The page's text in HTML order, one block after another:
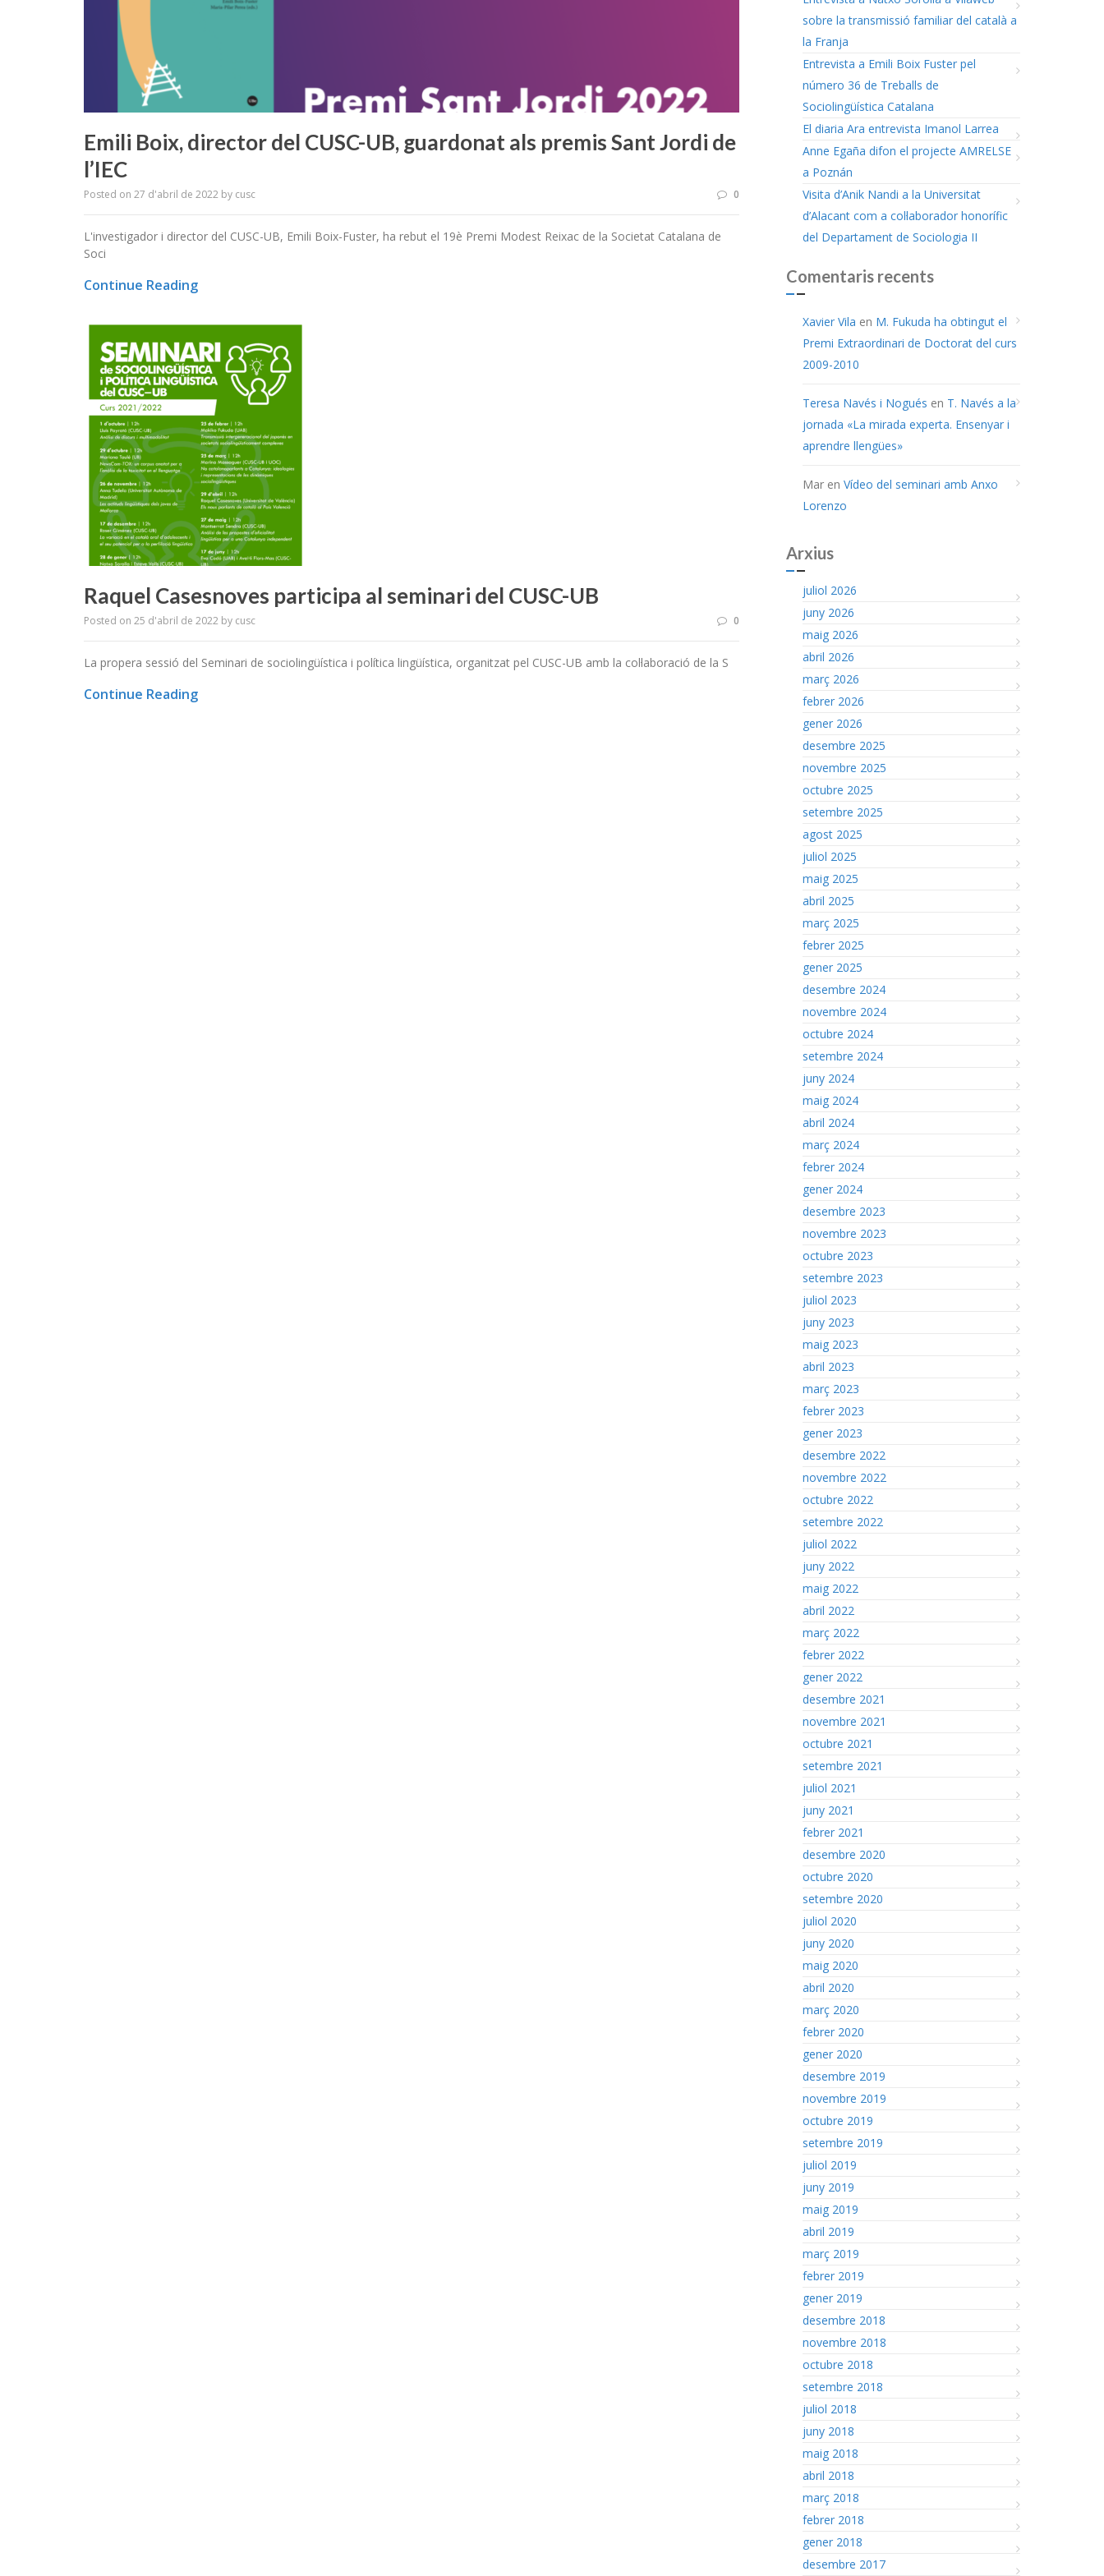
Emili Boix, director del CUSC-UB, guardonat als premis Sant Jordi de
l’IEC
Posted on 27 d'abril de 2022 by cusc 0
L'investigador i director del CUSC-UB, Emili Boix-Fuster, ha rebut el 19è Premi Modest Reixac de la Societat Catalana de
Soci
Continue Reading
Raquel Casesnoves participa al seminari del CUSC-UB
Posted on 25 d'abril de 2022 by cusc 0
La propera sessió del Seminari de sociolingüística i política lingüística, organitzat pel CUSC-UB amb la col·laboració de la S
Continue Reading
sobre la transmissió familiar del català a
la Franja
Entrevista a Emili Boix Fuster pel
número 36 de Treballs de
Sociolingüística Catalana
El diaria Ara entrevista Imanol Larrea
Anne Egaña difon el projecte AMRELSE
a Poznán
Visita d’Anik Nandi a la Universitat
d’Alacant com a col·laborador honorífic
del Departament de Sociologia II
Comentaris recents
Xavier Vila en M. Fukuda ha obtingut el
Premi Extraordinari de Doctorat del curs
2009-2010
Teresa Navés i Nogués en T. Navés a la
jornada «La mirada experta. Ensenyar i
aprendre llengües»
Mar en Vídeo del seminari amb Anxo
Lorenzo
Arxius
juliol 2026
juny 2026
maig 2026
abril 2026
març 2026
febrer 2026
gener 2026
desembre 2025
novembre 2025
octubre 2025
setembre 2025
agost 2025
juliol 2025
maig 2025
abril 2025
març 2025
febrer 2025
gener 2025
desembre 2024
novembre 2024
octubre 2024
setembre 2024
juny 2024
maig 2024
abril 2024
març 2024
febrer 2024
gener 2024
desembre 2023
novembre 2023
octubre 2023
setembre 2023
juliol 2023
juny 2023
maig 2023
abril 2023
març 2023
febrer 2023
gener 2023
desembre 2022
novembre 2022
octubre 2022
setembre 2022
juliol 2022
juny 2022
maig 2022
abril 2022
març 2022
febrer 2022
gener 2022
desembre 2021
novembre 2021
octubre 2021
setembre 2021
juliol 2021
juny 2021
febrer 2021
desembre 2020
octubre 2020
setembre 2020
juliol 2020
juny 2020
maig 2020
abril 2020
març 2020
febrer 2020
gener 2020
desembre 2019
novembre 2019
octubre 2019
setembre 2019
juliol 2019
juny 2019
maig 2019
abril 2019
març 2019
febrer 2019
gener 2019
desembre 2018
novembre 2018
octubre 2018
setembre 2018
juliol 2018
juny 2018
maig 2018
abril 2018
març 2018
febrer 2018
gener 2018
desembre 2017